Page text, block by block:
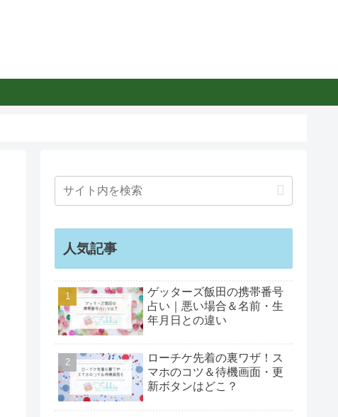
人気記事
ゲッターズ飯田の携帯番号
占い｜悪い場合＆名前・生
年月日との違い
ローチケ先着の裏ワザ！ス
マホのコツ＆待機画面・更
新ボタンはどこ？